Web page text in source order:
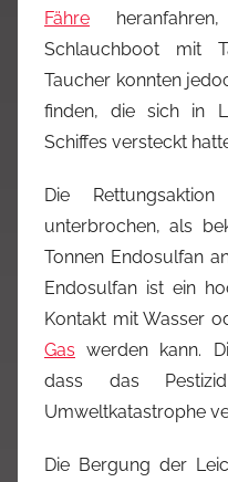
Fähre
Schlauchboot mit
Taucher konnten
finden, die sich in
Schiffes versteckt
Die
unterbrochen, als
Tonnen Endosulfan
Endosulfan ist ein
Kontakt mit Wasser
Gas werden kann.
dass das
Umweltkatastrophe
Die Bergung der